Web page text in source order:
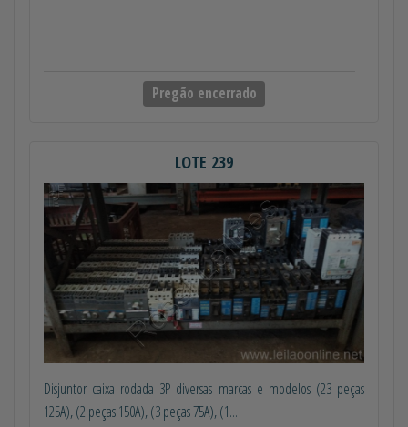
Pregão encerrado
LOTE 239
Disjuntor caixa rodada 3P diversas marcas e modelos (23 peças
125A), (2 peças 150A), (3 peças 75A), (1...